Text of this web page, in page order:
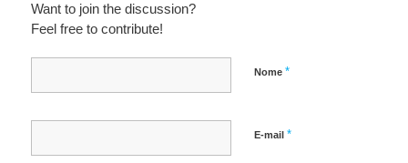
Want to join the discussion?
Feel free to contribute!
Nome *
E-mail *